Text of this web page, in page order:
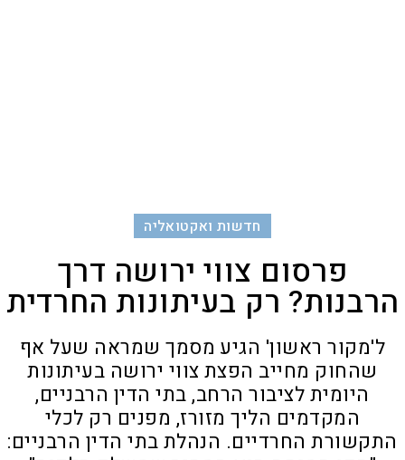
חדשות ואקטואליה
פרסום צווי ירושה דרך
הרבנות? רק בעיתונות החרדית
ל'מקור ראשון' הגיע מסמך שמראה שעל אף
שהחוק מחייב הפצת צווי ירושה בעיתונות
היומית לציבור הרחב, בתי הדין הרבניים,
המקדמים הליך מזורז, מפנים רק לכלי
התקשורת החרדיים. הנהלת בתי הדין הרבניים: